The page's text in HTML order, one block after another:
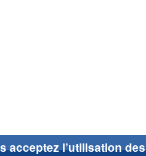
acceptez l’utilisation des